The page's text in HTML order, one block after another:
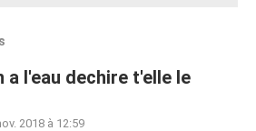
a l'eau dechire t'elle le
2018 à 12:59